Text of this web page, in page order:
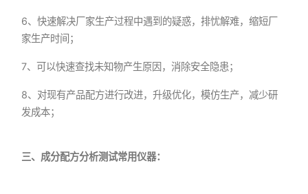
6、快速解决厂家生产过程中遇到的疑惑，排忧解难，缩短厂
家生产时间；
7、可以快速查找未知物产生原因，消除安全隐患；
8、对现有产品配方进行改进，升级优化，模仿生产，减少研
发成本；
三、成分配方分析测试常用仪器：